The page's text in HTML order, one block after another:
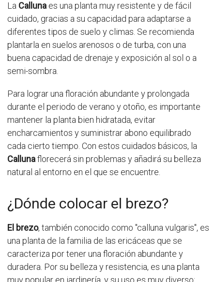
La Calluna es una planta muy resistente y de fácil
cuidado, gracias a su capacidad para adaptarse a
diferentes tipos de suelo y climas. Se recomienda
plantarla en suelos arenosos o de turba, con una
buena capacidad de drenaje y exposición al sol o a
semi-sombra.
Para lograr una floración abundante y prolongada
durante el periodo de verano y otoño, es importante
mantener la planta bien hidratada, evitar
encharcamientos y suministrar abono equilibrado
cada cierto tiempo. Con estos cuidados básicos, la
Callunaflorecerá sin problemas y añadirá su belleza
natural al entorno en el que se encuentre.
¿Dónde colocar el brezo?
El brezo, también conocido como "calluna vulgaris", es
una planta de la familia de las ericáceas que se
caracteriza por tener una floración abundante y
duradera. Por su belleza y resistencia, es una planta
muy popular en jardinería, y su uso es muy diverso: